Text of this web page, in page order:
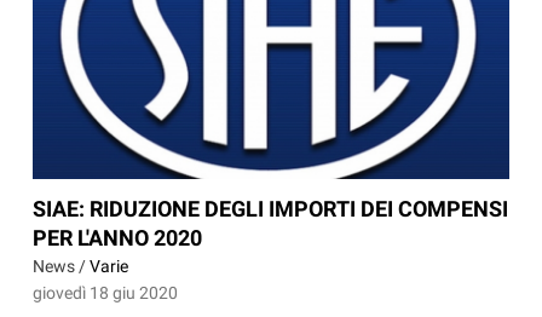
SIAE: RIDUZIONE DEGLI IMPORTI DEI COMPENSI
PER L'ANNO 2020
News /Varie
giovedì 18 giu 2020